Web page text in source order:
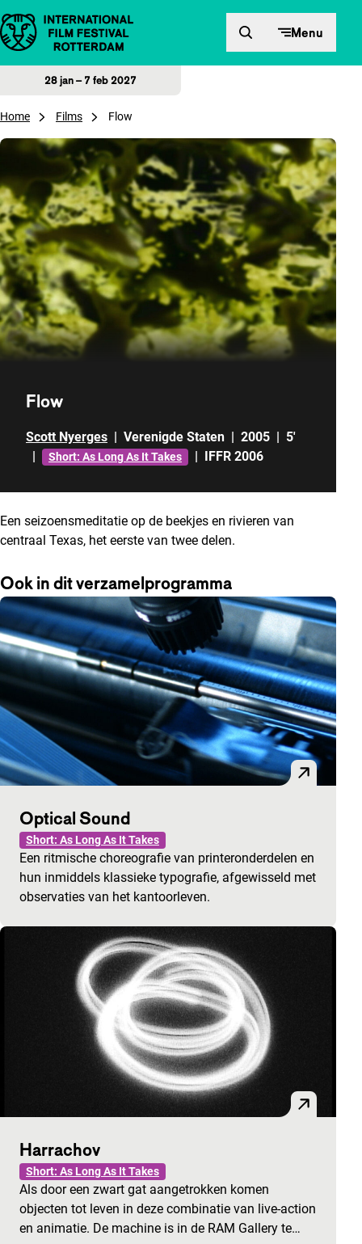
Direct naar inhoud Menu
28 jan – 7 feb 2027
Home Films Flow
Flow
Scott Nyerges Verenigde Staten 2005
5'
Short: As Long As It Takes IFFR 2006
Een seizoensmeditatie op de beekjes en rivieren van
centraal Texas, het eerste van twee delen.
Ook in dit verzamelprogramma
Optical Sound
Short: As Long As It Takes
Een ritmische choreografie van printeronderdelen en
hun inmiddels klassieke typografie, afgewisseld met
observaties van het kantoorleven.
Harrachov
Short: As Long As It Takes
Als door een zwart gat aangetrokken komen
objecten tot leven in deze combinatie van live-action
en animatie. De machine is in de RAM Gallery te…